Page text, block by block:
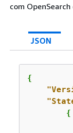
com OpenSearch
JSON
{
{